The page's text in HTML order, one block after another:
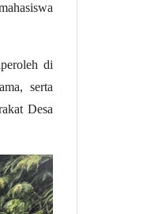
di
serta
Desa